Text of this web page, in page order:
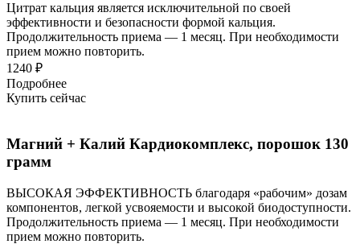
Цитрат кальция является исключительной по своей
эффективности и безопасности формой кальция.
Продолжительность приема — 1 месяц. При необходимости
прием можно повторить.
1240 ₽
Подробнее
Купить сейчас
Магний + Калий Кардиокомплекс, порошок 130
грамм
ВЫСОКАЯ ЭФФЕКТИВНОСТЬ благодаря «рабочим» дозам
компонентов, легкой усвояемости и высокой биодоступности.
Продолжительность приема — 1 месяц. При необходимости
прием можно повторить.